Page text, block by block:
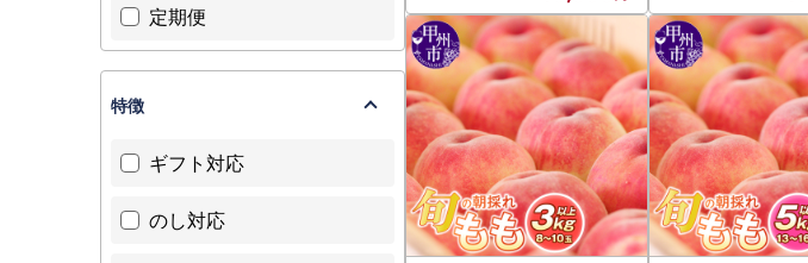
定期便
特徴
ギフト対応
のし対応